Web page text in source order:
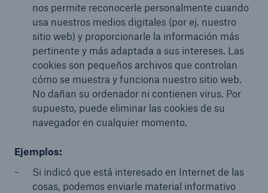
nos permite reconocerle personalmente cuando
usa nuestros medios digitales (por ej. nuestro
sitio web) y proporcionarle la información más
pertinente y más adaptada a sus intereses. Las
cookies son pequeños archivos que controlan
cómo se muestra y funciona nuestro sitio web.
No dañan su ordenador ni contienen virus. Por
supuesto, puede eliminar las cookies de su
navegador en cualquier momento.
Ejemplos:
Si indicó que está interesado en Internet de las
cosas, podemos enviarle material informativo